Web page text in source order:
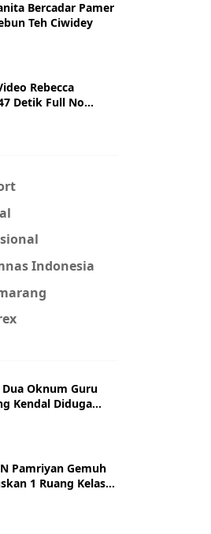
Bercadar Pamer
Teh Ciwidey
Rebecca
Detik Full No
di Internet,
Indonesia
Oknum Guru
Kendal Diduga
Pamriyan Gemuh
1 Ruang Kelas